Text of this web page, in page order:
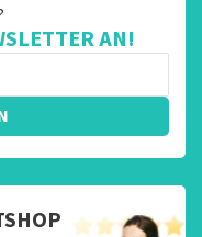
AN!